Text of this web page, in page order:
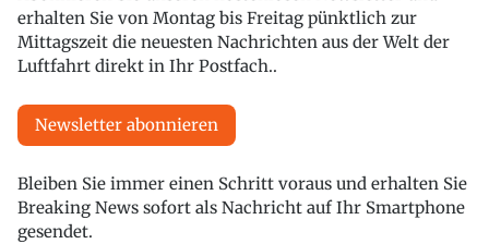
erhalten Sie von Montag bis Freitag pünktlich zur
Mittagszeit die neuesten Nachrichten aus der Welt der
Luftfahrt direkt in Ihr Postfach..
Newsletter abonnieren
Bleiben Sie immer einen Schritt voraus und erhalten Sie
Breaking News sofort als Nachricht auf Ihr Smartphone
gesendet.